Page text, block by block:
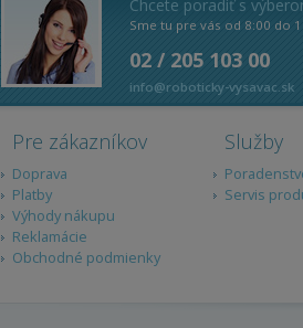
Chcete poradiť s
Sme tu pre vás od 8:00 do
02 / 205 103 00
info@roboticky-vysavac.sk
Pre zákazníkov
Doprava
Platby
Výhody nákupu
Reklamácie
Obchodné podmienky
Služby
Servis